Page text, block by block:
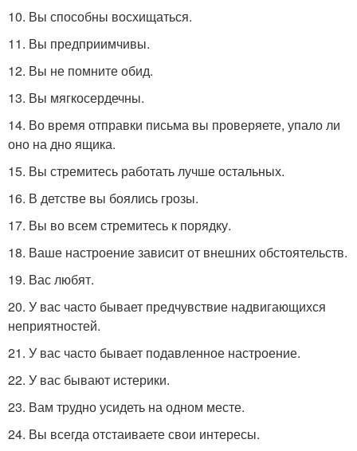
10. Вы способны восхищаться.
11. Вы предприимчивы.
12. Вы не помните обид.
13. Вы мягкосердечны.
14. Во время отправки письма вы проверяете, упало ли
оно на дно ящика.
15. Вы стремитесь работать лучше остальных.
16. В детстве вы боялись грозы.
17. Вы во всем стремитесь к порядку.
18. Ваше настроение зависит от внешних обстоятельств.
19. Вас любят.
20. У вас часто бывает предчувствие надвигающихся
неприятностей.
21. У вас часто бывает подавленное настроение.
22. У вас бывают истерики.
23. Вам трудно усидеть на одном месте.
24. Вы всегда отстаиваете свои интересы.